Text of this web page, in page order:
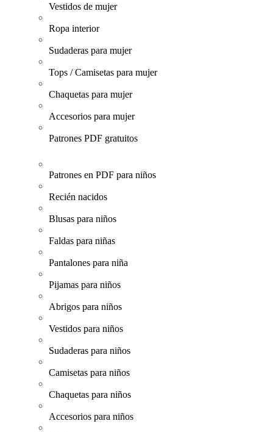
Vestidos de mujer
Ropa interior
Sudaderas para mujer
Tops / Camisetas para mujer
Chaquetas para mujer
Accesorios para mujer
Patrones PDF gratuitos
Patrones en PDF para niños
Recién nacidos
Blusas para niños
Faldas para niñas
Pantalones para niña
Pijamas para niños
Abrigos para niños
Vestidos para niños
Sudaderas para niños
Camisetas para niños
Chaquetas para niños
Accesorios para niños